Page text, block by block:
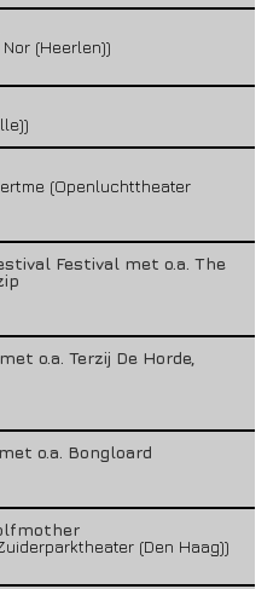
(Heerlen))
(Openluchttheater
Festival met o.a. The
o.a. Terzij De Horde,
o.a. Bongloard
(Den Haag))